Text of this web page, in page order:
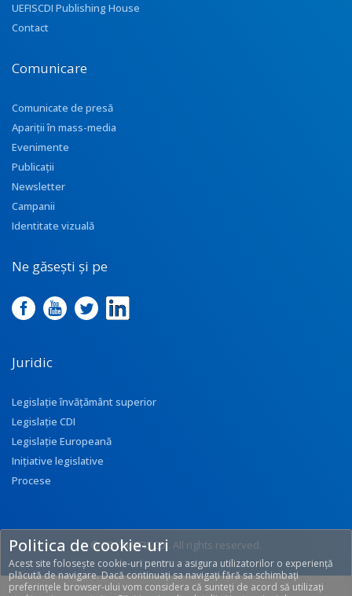
UEFISCDI Publishing House
Contact
Comunicare
Comunicate de presă
Apariţii în mass-media
Evenimente
Publicații
Newsletter
Campanii
Identitate vizuală
Ne găsești și pe
Juridic
Legislație învățământ superior
Legislație CDI
Legislație Europeană
Inițiative legislative
Procese
© 2017 UEFISCDI. All rights reserved.
[T: 0.2773, O: 116]
Politica de cookie-uri
Acest site folosește cookie-uri pentru a asigura utilizatorilor o experiență
plăcută de navigare. Dacă continuați sa navigați fără sa schimbați
preferințele browser-ului vom considera că sunteți de acord să utilizați